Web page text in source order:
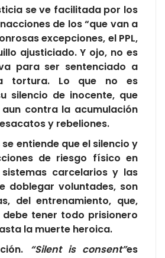
se ve facilitada por los
de los “que van a
excepciones, el PPL,
ajusticiado. Y ojo, no es
para ser sentenciado a
tortura. Lo que no es
silencio de inocente, que
contra la acumulación
y rebeliones.
entiende que el silencio y
de riesgo físico en
carcelarios y las
doblegar voluntades, son
del entrenamiento, que,
debe tener todo prisionero
la muerte heroica.
“Silent is consent”es